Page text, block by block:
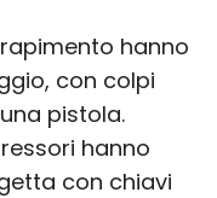
hanno
con colpi
pistola.
hanno
con chiavi